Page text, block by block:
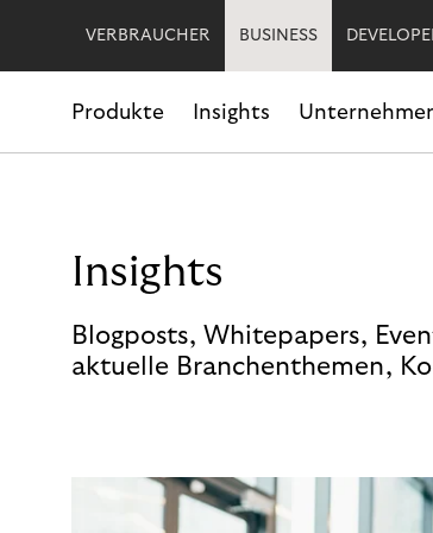
VERBRAUCHER BUSINESS
Produkte Insights
Insights
Blogposts, Whitepapers,
aktuelle Branchenthemen,